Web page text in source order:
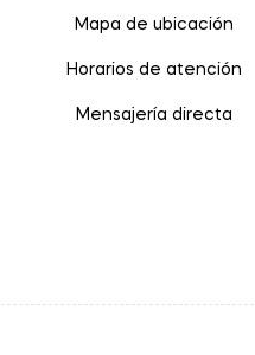
Mapa de ubicación
Horarios de atención
Mensajería directa